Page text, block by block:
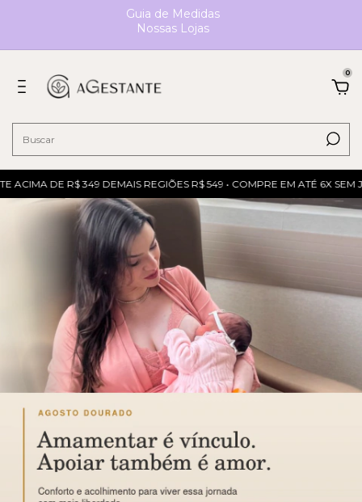
Guia de Medidas
Nossas Lojas
0
DE R$ 349 DEMAIS REGIÕES R$ 549 • COMPRE EM ATÉ 6X SEM